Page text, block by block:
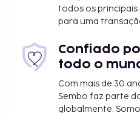
O alojamento irá solicitar-
aplicáveis:
Imposto municipal:
Incluímos todas as taxas
todos os
para uma
Confiado
todo o
Com mais de 30
Sembo faz parte
globalmente.